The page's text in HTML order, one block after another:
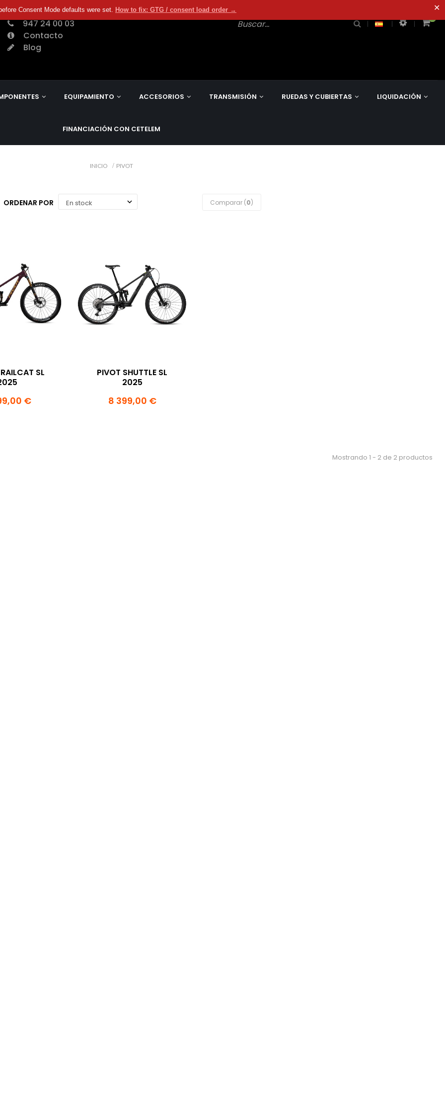
Consent Mode defaults were set. How to fix: GTG / consent load order → ✕
947 24 00 03
Contacto
Blog
0
0
EQUIPAMIENTO ACCESORIOS TRANSMISIÓN RUEDAS Y CUBIERTAS LIQUIDACIÓN
FINANCIACIÓN CON CETELEM
INICIO PIVOT
ORDENAR POR Comparar (0)
SL
€
PIVOT SHUTTLE SL
2025
8 399,00 €
Mostrando 1 - 2 de 2 productos